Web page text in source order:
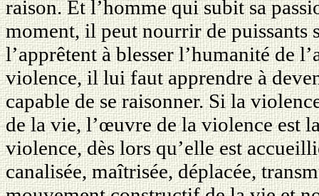
raison. Et l’homme qui subit sa
moment, il peut nourrir de puissants
l’apprêtent à blesser l’humanité de
violence, il lui faut apprendre à
capable de se raisonner. Si la
de la vie, l’œuvre de la violence est
violence, dès lors qu’elle est
canalisée, maîtrisée, déplacée,